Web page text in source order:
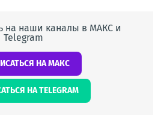
на наши каналы в МАКС и
Telegram
НА МАКС
НА TELEGRAM